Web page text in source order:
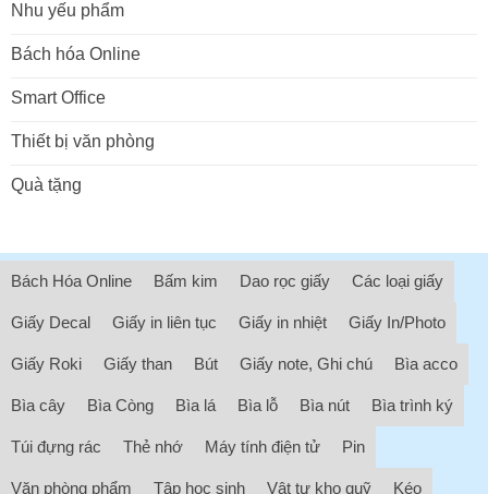
Nhu yếu phẩm
Bách hóa Online
Smart Office
Thiết bị văn phòng
Quà tặng
Bách Hóa Online Bấm kim Dao rọc giấy Các loại giấy
Giấy Decal Giấy in liên tục Giấy in nhiệt Giấy In/Photo
Giấy Roki Giấy than Bút Giấy note, Ghi chú Bìa acco
Bìa cây Bìa Còng Bìa lá Bìa lỗ Bìa nút Bìa trình ký
Túi đựng rác Thẻ nhớ Máy tính điện tử Pin
Văn phòng phẩm Tập học sinh Vật tư kho quỹ Kéo